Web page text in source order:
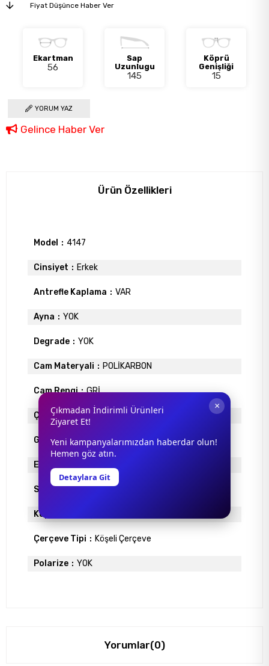
Fiyat Düşünce Haber Ver
Ekartman
56
Sap
Uzunlugu
145
Köprü
Genişliği
15
YORUM YAZ
Gelince Haber Ver
Ürün Özellikleri
Model 4147
Cinsiyet Erkek
Antrefle Kaplama VAR
Ayna YOK
Degrade YOK
Cam Materyali POLİKARBON
Cam Rengi GRİ
Çerçeve Materyali ASETAT
Gövde Rengi SİYAH
Ekartman
Sap Uzunlugu 145
Köprü Genişliği
Çerçeve Tipi Köşeli Çerçeve
Polarize YOK
Yorumlar(0)
×
Çıkmadan İndirimli Ürünleri
Ziyaret Et!
Yeni kampanyalarımızdan haberdar olun!
Hemen göz atın.
Detaylara Git